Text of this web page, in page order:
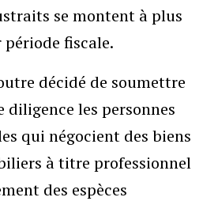
se montent à plus
période fiscale.
décidé de soumettre
diligence les personnes
qui négocient des biens
à titre professionnel
des espèces